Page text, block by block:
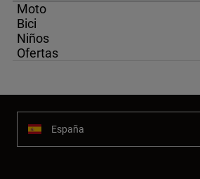
Moto
Bici
Niños
Ofertas
España